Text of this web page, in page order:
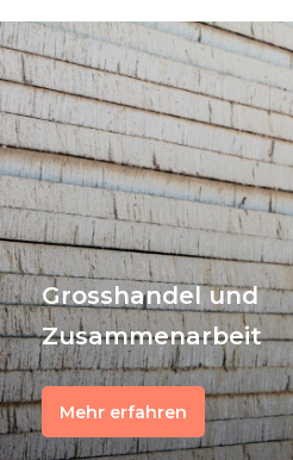
Grosshandel und
Zusammenarbeit
Mehr erfahren